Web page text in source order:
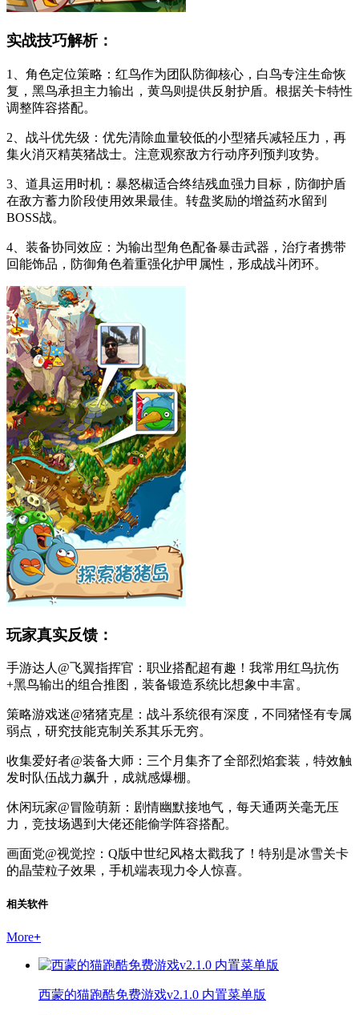
实战技巧解析：
1、角色定位策略：红鸟作为团队防御核心，白鸟专注生命恢
复，黑鸟承担主力输出，黄鸟则提供反射护盾。根据关卡特性
调整阵容搭配。
2、战斗优先级：优先清除血量较低的小型猪兵减轻压力，再
集火消灭精英猪战士。注意观察敌方行动序列预判攻势。
3、道具运用时机：暴怒椒适合终结残血强力目标，防御护盾
在敌方蓄力阶段使用效果最佳。转盘奖励的增益药水留到
BOSS战。
4、装备协同效应：为输出型角色配备暴击武器，治疗者携带
回能饰品，防御角色着重强化护甲属性，形成战斗闭环。
玩家真实反馈：
手游达人@飞翼指挥官：职业搭配超有趣！我常用红鸟抗伤
+黑鸟输出的组合推图，装备锻造系统比想象中丰富。
策略游戏迷@猪猪克星：战斗系统很有深度，不同猪怪有专属
弱点，研究技能克制关系其乐无穷。
收集爱好者@装备大师：三个月集齐了全部烈焰套装，特效触
发时队伍战力飙升，成就感爆棚。
休闲玩家@冒险萌新：剧情幽默接地气，每天通两关毫无压
力，竞技场遇到大佬还能偷学阵容搭配。
画面党@视觉控：Q版中世纪风格太戳我了！特别是冰雪关卡
的晶莹粒子效果，手机端表现力令人惊喜。
相关软件
More+
西蒙的猫跑酷免费游戏v2.1.0 内置菜单版